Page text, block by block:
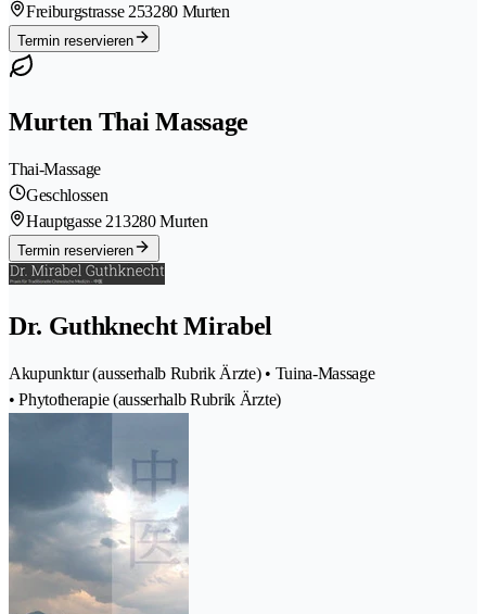
Freiburgstrasse 253280 Murten
Termin reservieren
Murten Thai Massage
Thai-Massage
Geschlossen
Hauptgasse 213280 Murten
Termin reservieren
Dr. Guthknecht Mirabel
Akupunktur (ausserhalb Rubrik Ärzte) • Tuina-Massage
• Phytotherapie (ausserhalb Rubrik Ärzte)